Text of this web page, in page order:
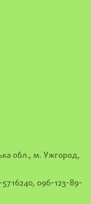
обл., м. Ужгород,
096-123-89-